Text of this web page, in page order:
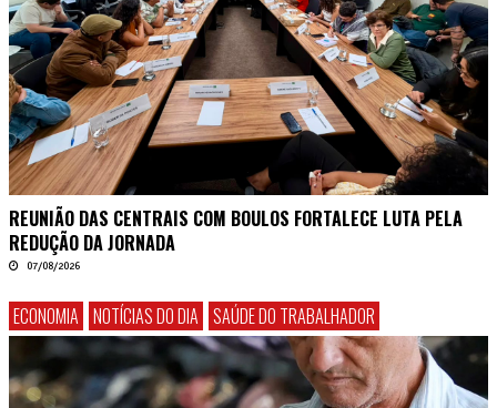
REUNIÃO DAS CENTRAIS COM BOULOS FORTALECE LUTA PELA
REDUÇÃO DA JORNADA
07/08/2026
ECONOMIA NOTÍCIAS DO DIA SAÚDE DO TRABALHADOR